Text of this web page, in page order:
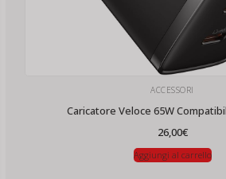
ACCESSORI
Caricatore Veloce 65W
26,00€
Aggiungi al carrello